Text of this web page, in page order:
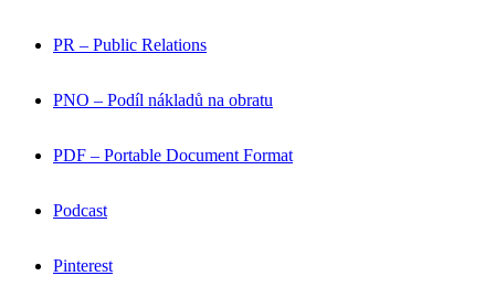
PR – Public Relations
PNO – Podíl nákladů na obratu
PDF – Portable Document Format
Podcast
Pinterest